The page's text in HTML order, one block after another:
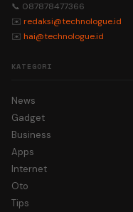
📞 087878477366
✉️ redaksi@technologue.id
✉️ hai@technologue.id
KATEGORI
News
Gadget
Business
Apps
Internet
Oto
Tips